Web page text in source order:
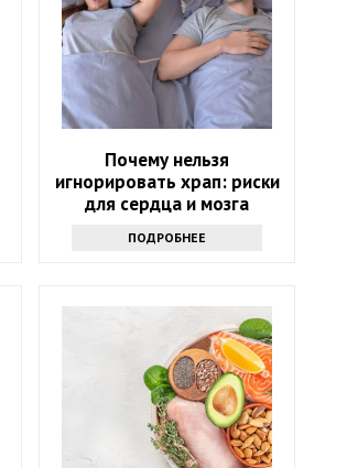
Почему нельзя
игнорировать храп: риски
для сердца и мозга
ПОДРОБНЕЕ